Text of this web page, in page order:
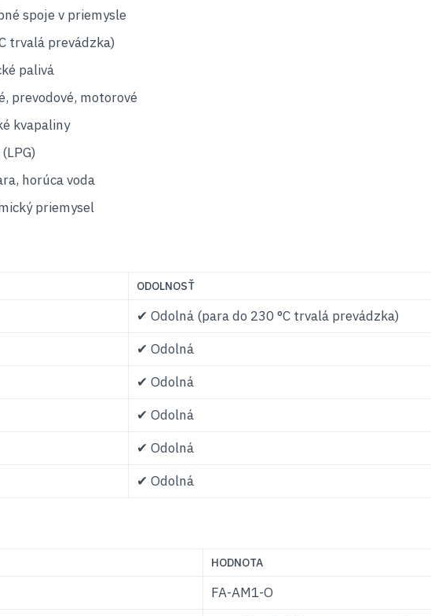
spoje v priemysle
trvalá prevádzka)
palivá
prevodové, motorové
kvapaliny
horúca voda
priemysel
ODOLNOSŤ
✔ Odolná (para do 230 °C trvalá prevádzka)
✔ Odolná
✔ Odolná
✔ Odolná
✔ Odolná
✔ Odolná
HODNOTA
FA-AM1-O